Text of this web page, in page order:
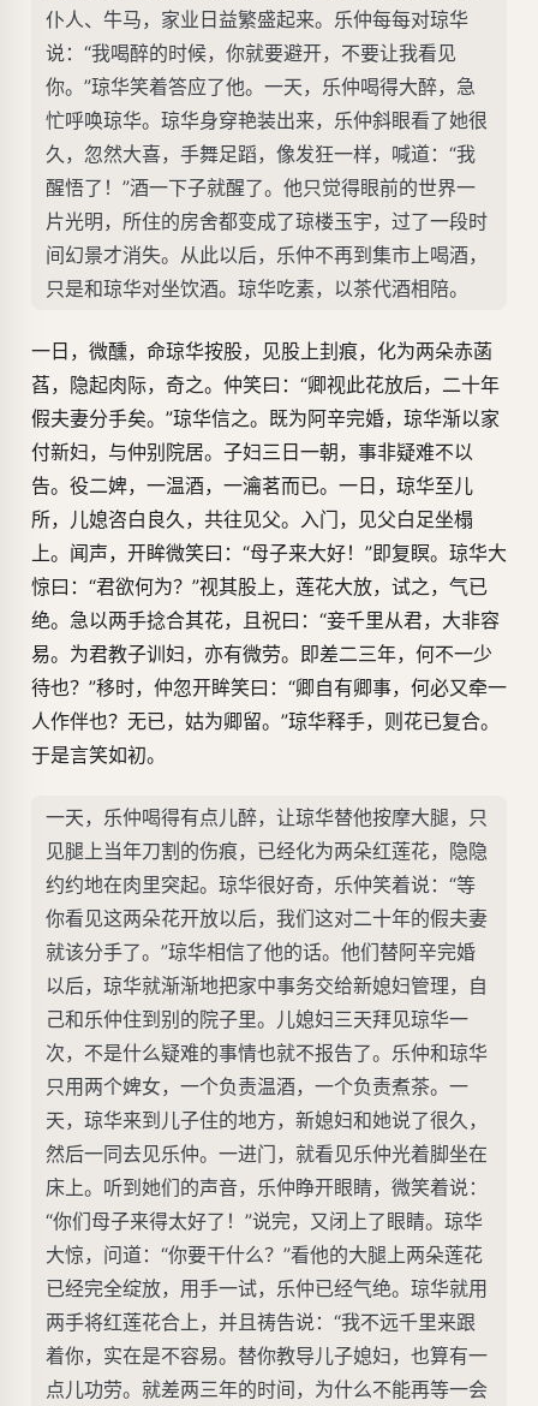
仆人、牛马，家业日益繁盛起来。乐仲每每对琼华
说：“我喝醉的时候，你就要避开，不要让我看见
你。”琼华笑着答应了他。一天，乐仲喝得大醉，急
忙呼唤琼华。琼华身穿艳装出来，乐仲斜眼看了她很
久，忽然大喜，手舞足蹈，像发狂一样，喊道：“我
醒悟了！”酒一下子就醒了。他只觉得眼前的世界一
片光明，所住的房舍都变成了琼楼玉宇，过了一段时
间幻景才消失。从此以后，乐仲不再到集市上喝酒，
只是和琼华对坐饮酒。琼华吃素，以茶代酒相陪。
一日，微醺，命琼华按股，见股上刲痕，化为两朵赤菡
萏，隐起肉际，奇之。仲笑曰：“卿视此花放后，二十年
假夫妻分手矣。”琼华信之。既为阿辛完婚，琼华渐以家
付新妇，与仲别院居。子妇三日一朝，事非疑难不以
告。役二婢，一温酒，一瀹茗而已。一日，琼华至儿
所，儿媳咨白良久，共往见父。入门，见父白足坐榻
上。闻声，开眸微笑曰：“母子来大好！”即复瞑。琼华大
惊曰：“君欲何为？”视其股上，莲花大放，试之，气已
绝。急以两手捻合其花，且祝曰：“妾千里从君，大非容
易。为君教子训妇，亦有微劳。即差二三年，何不一少
待也？”移时，仲忽开眸笑曰：“卿自有卿事，何必又牵一
人作伴也？无已，姑为卿留。”琼华释手，则花已复合。
于是言笑如初。
一天，乐仲喝得有点儿醉，让琼华替他按摩大腿，只
见腿上当年刀割的伤痕，已经化为两朵红莲花，隐隐
约约地在肉里突起。琼华很好奇，乐仲笑着说：“等
你看见这两朵花开放以后，我们这对二十年的假夫妻
就该分手了。”琼华相信了他的话。他们替阿辛完婚
以后，琼华就渐渐地把家中事务交给新媳妇管理，自
己和乐仲住到别的院子里。儿媳妇三天拜见琼华一
次，不是什么疑难的事情也就不报告了。乐仲和琼华
只用两个婢女，一个负责温酒，一个负责煮茶。一
天，琼华来到儿子住的地方，新媳妇和她说了很久，
然后一同去见乐仲。一进门，就看见乐仲光着脚坐在
床上。听到她们的声音，乐仲睁开眼睛，微笑着说：
“你们母子来得太好了！”说完，又闭上了眼睛。琼华
大惊，问道：“你要干什么？”看他的大腿上两朵莲花
已经完全绽放，用手一试，乐仲已经气绝。琼华就用
两手将红莲花合上，并且祷告说：“我不远千里来跟
着你，实在是不容易。替你教导儿子媳妇，也算有一
点儿功劳。就差两三年的时间，为什么不能再等一会